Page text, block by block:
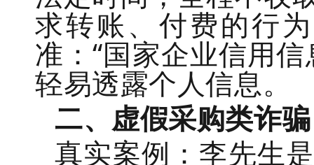
求转账、付费的行
准：“国家企业信用
轻易透露个人信息。
二、 虚假采购类诈骗
真实案例： 李先生